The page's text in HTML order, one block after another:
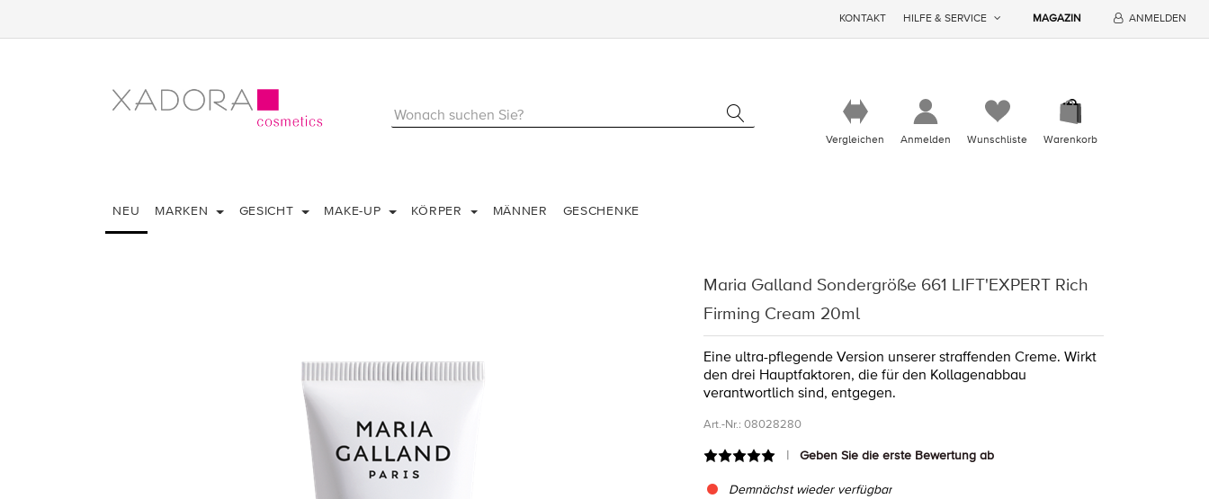
KONTAKT HILFE & SERVICE MAGAZIN ANMELDEN
Vergleichen Anmelden Wunschliste Warenkorb
NEU MARKEN GESICHT MAKE-UP KÖRPER MÄNNER GESCHENKE
Maria Galland Sondergröße 661 LIFT'EXPERT Rich
Firming Cream 20ml
Eine ultra-pflegende Version unserer straffenden Creme. Wirkt
den drei Hauptfaktoren, die für den Kollagenabbau
verantwortlich sind, entgegen.
Art.-Nr.: 08028280
Geben Sie die erste Bewertung ab
Demnächst wieder verfügbar